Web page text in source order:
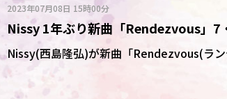
2023年07月08日 15時00分
Nissy 1年ぶり新曲「Rendezvous」7
Nissy(西島隆弘)が新曲「Rendezvous(ラ